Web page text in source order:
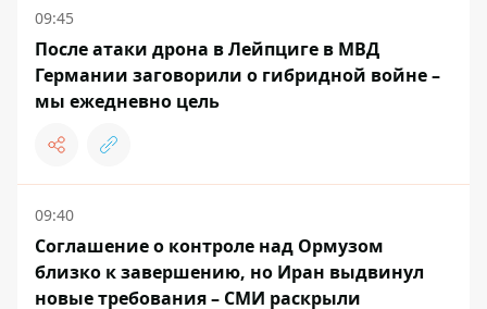
09:45
После атаки дрона в Лейпциге в МВД
Германии заговорили о гибридной войне –
мы ежедневно цель
09:40
Соглашение о контроле над Ормузом
близко к завершению, но Иран выдвинул
новые требования – СМИ раскрыли